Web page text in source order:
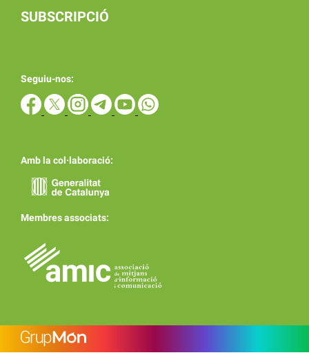
SUBSCRIPCIÓ
Seguiu-nos:
Amb la col·laboració:
Membres associats: